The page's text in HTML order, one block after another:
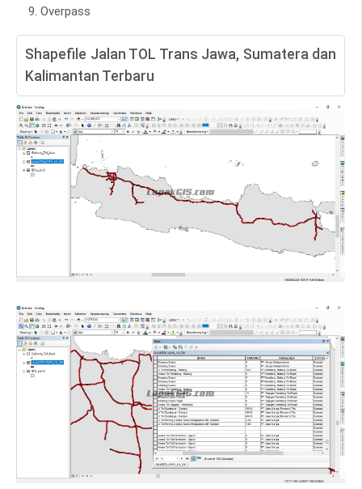
Overpass
Shapefile Jalan TOL Trans Jawa, Sumatera dan
Kalimantan Terbaru